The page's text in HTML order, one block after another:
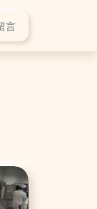
言